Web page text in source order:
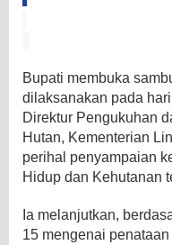
Bupati membuka
dilaksanakan pada
Direktur Pengukuhan
Hutan, Kementerian
perihal penyampaian
Hidup dan Kehutanan
Ia melanjutkan,
15 mengenai